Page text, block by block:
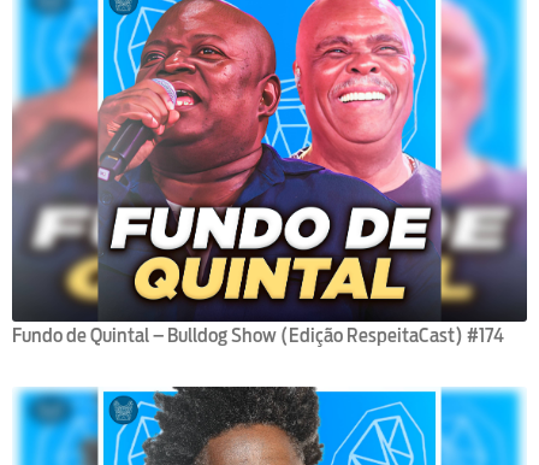
Fundo de Quintal – Bulldog Show (Edição RespeitaCast) #174